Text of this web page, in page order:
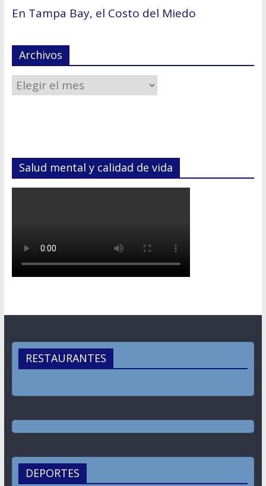
En Tampa Bay, el Costo del Miedo
Archivos
Salud mental y calidad de vida
RESTAURANTES
DEPORTES